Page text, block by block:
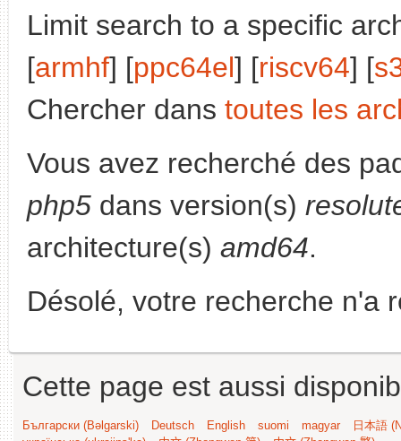
Limit search to a specific
[armhf] [ppc64el] [riscv64] [
Chercher dans toutes les
Vous avez recherché des
php5 dans version(s)
architecture(s) amd64.
Désolé, votre recherche n'a
Cette page est aussi
Български (Bəlgarski) Deutsch English suomi magyar
日本語